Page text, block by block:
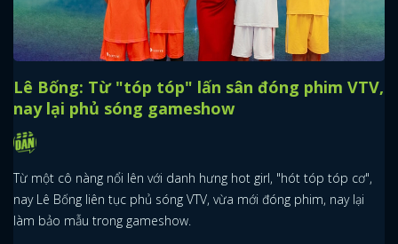
Lê Bống: Từ "tóp tóp" lấn sân đóng phim VTV,
nay lại phủ sóng gameshow
Từ một cô nàng nổi lên với danh hưng hot girl, "hót tóp tóp cơ",
nay Lê Bống liên tục phủ sóng VTV, vừa mới đóng phim, nay lại
làm bảo mẫu trong gameshow.